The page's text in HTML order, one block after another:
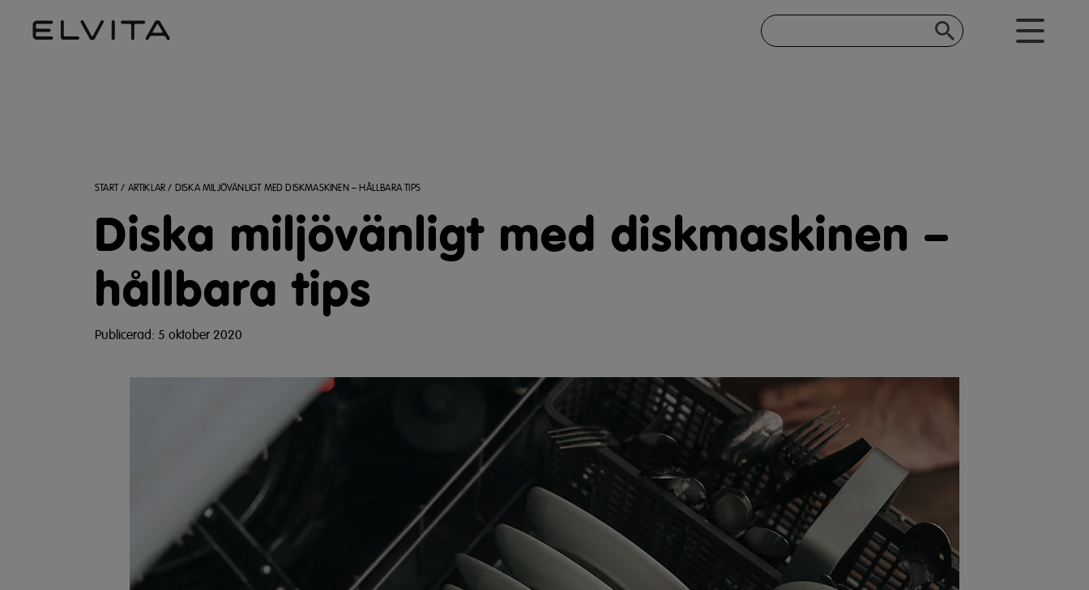
START / ARTIKLAR / DISKA MILJÖVÄNLIGT MED DISKMASKINEN – HÅLLBARA TIPS
Diska miljövänligt med diskmaskinen –
hållbara tips
Publicerad: 5 oktober 2020